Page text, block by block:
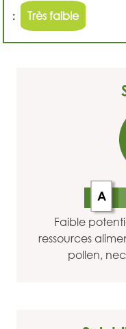
:
Très faible
A
Faible
ressources
pollen,